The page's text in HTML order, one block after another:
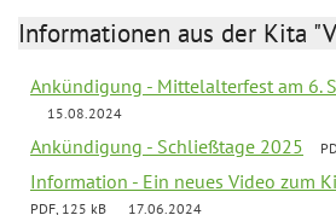
Informationen aus der Kita
Ankündigung - Mittelalterfest am 6.
15.08.2024
Ankündigung - Schließtage 2025
Information - Ein neues Video zum
PDF, 125 kB 17.06.2024